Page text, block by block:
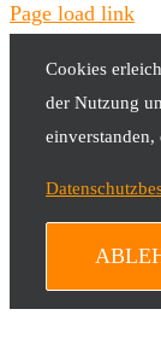
Page load link
Cookies
der Nutzung